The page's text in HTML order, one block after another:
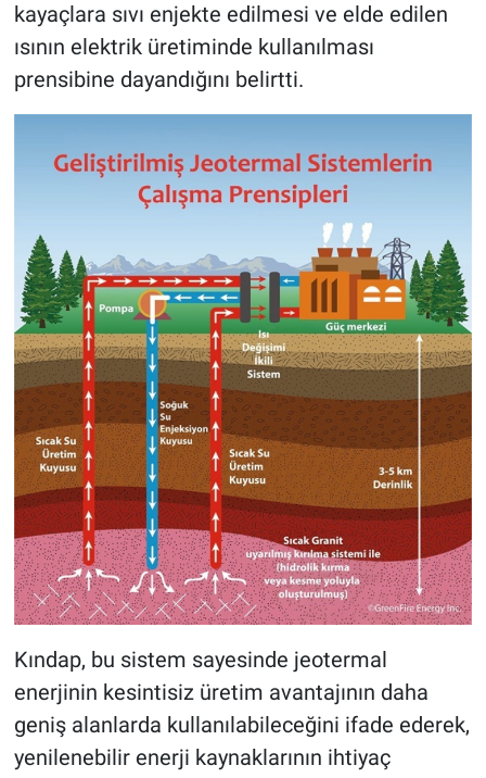
kayaçlara sıvı enjekte edilmesi ve elde edilen
ısının elektrik üretiminde kullanılması
prensibine dayandığını belirtti.
Kındap, bu sistem sayesinde jeotermal
enerjinin kesintisiz üretim avantajının daha
geniş alanlarda kullanılabileceğini ifade ederek,
yenilenebilir enerji kaynaklarının ihtiyaç